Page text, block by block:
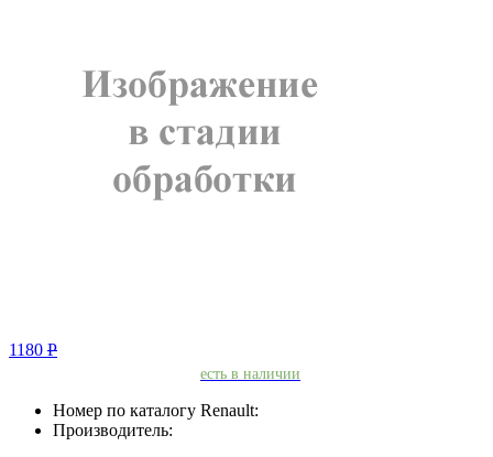
1180 Р
есть в наличии
Номер по каталогу Renault:
Производитель: